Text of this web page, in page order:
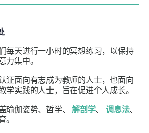
每天进行一小时的冥想练习，以保持
力集中。
证面向有志成为教师的人士，也面向
学实践的人士，旨在促进个人成长。
瑜伽姿势、哲学、解剖学、 调息法、
。